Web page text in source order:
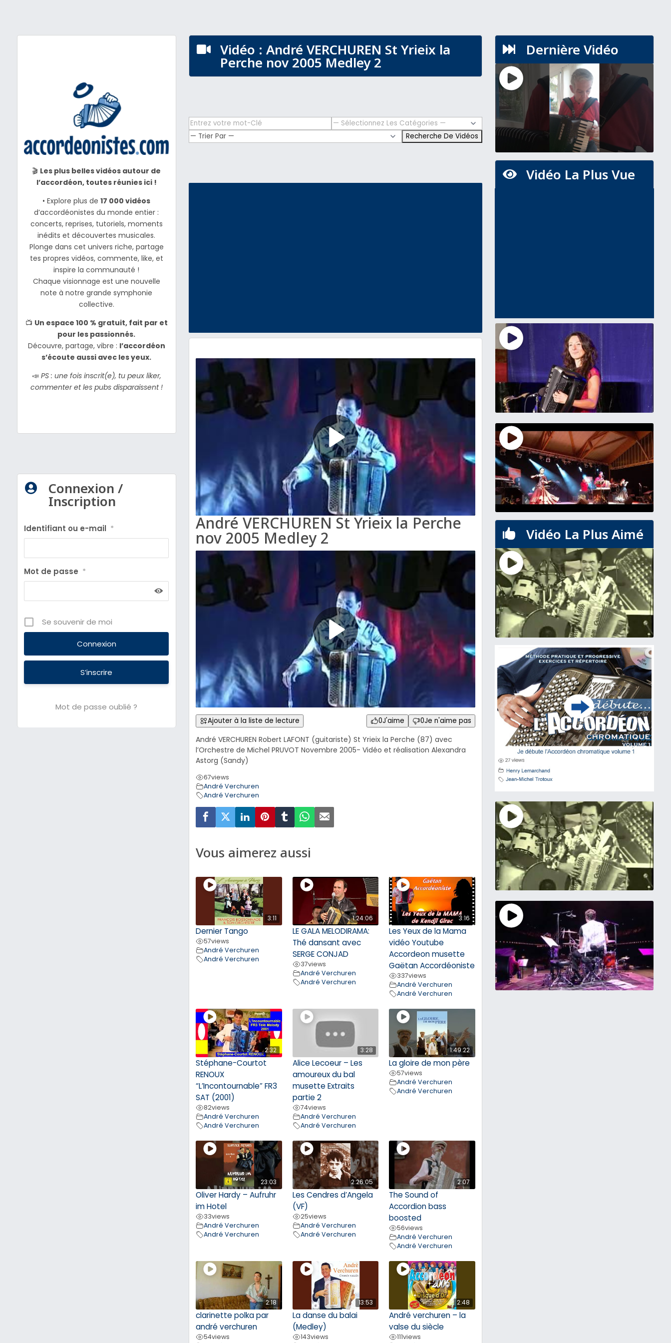
🎬 Les plus belles vidéos autour de
l’accordéon, toutes réunies ici !
• Explore plus de17 000 vidéos
d’accordéonistes du monde entier :
concerts, reprises, tutoriels, moments
inédits et découvertes musicales.
Plonge dans cet univers riche, partage
tes propres vidéos, commente, like, et
inspire la communauté !
Chaque visionnage est une nouvelle
note à notre grande symphonie
collective.
📺 Un espace 100 % gratuit, fait par et
pour les passionnés.
Découvre, partage, vibre : l’accordéon
s’écoute aussi avec les yeux.
📣 PS : une fois inscrit(e), tu peux liker,
commenter et les pubs disparaissent !
 Connexion /
Inscription
Identifiant ou e-mail *
Mot de passe *
Se souvenir de moi
S’inscrire
Mot de passe oublié ?
 Vidéo : André VERCHUREN St Yrieix la
Perche nov 2005 Medley 2
André VERCHUREN St Yrieix la Perche
nov 2005 Medley 2
Ajouter à la liste de lecture 0J'aime 0Je n'aime pas
André VERCHUREN Robert LAFONT (guitariste) St Yrieix la Perche (87) avec
l’Orchestre de Michel PRUVOT Novembre 2005- Vidéo et réalisation Alexandra
Astorg (Sandy)
67views
André Verchuren
André Verchuren
Vous aimerez aussi
3:11
Dernier Tango
57views
André Verchuren
André Verchuren
1:24:06
LE GALA MELODIRAMA:
Thé dansant avec
SERGE CONJAD
37views
André Verchuren
André Verchuren
3:16
Les Yeux de la Mama
vidéo Youtube
Accordeon musette
Gaëtan Accordéoniste
337views
André Verchuren
André Verchuren
2:32
Stéphane-Courtot
RENOUX
“L’Incontournable” FR3
SAT (2001)
82views
André Verchuren
André Verchuren
3:28
Alice Lecoeur – Les
amoureux du bal
musette Extraits
partie 2
74views
André Verchuren
André Verchuren
1:49:22
La gloire de mon père
57views
André Verchuren
André Verchuren
23:03
Oliver Hardy – Aufruhr
im Hotel
33views
André Verchuren
André Verchuren
2:26:05
Les Cendres d’Angela
(VF)
25views
André Verchuren
André Verchuren
2:07
The Sound of
Accordion bass
boosted
56views
André Verchuren
André Verchuren
2:18
clarinette polka par
andré verchuren
54views
13:53
La danse du balai
(Medley)
143views
2:48
André verchuren – la
valse du siècle
111views
 Dernière Vidéo
 Vidéo La Plus Vue
 Vidéo La Plus Aimé